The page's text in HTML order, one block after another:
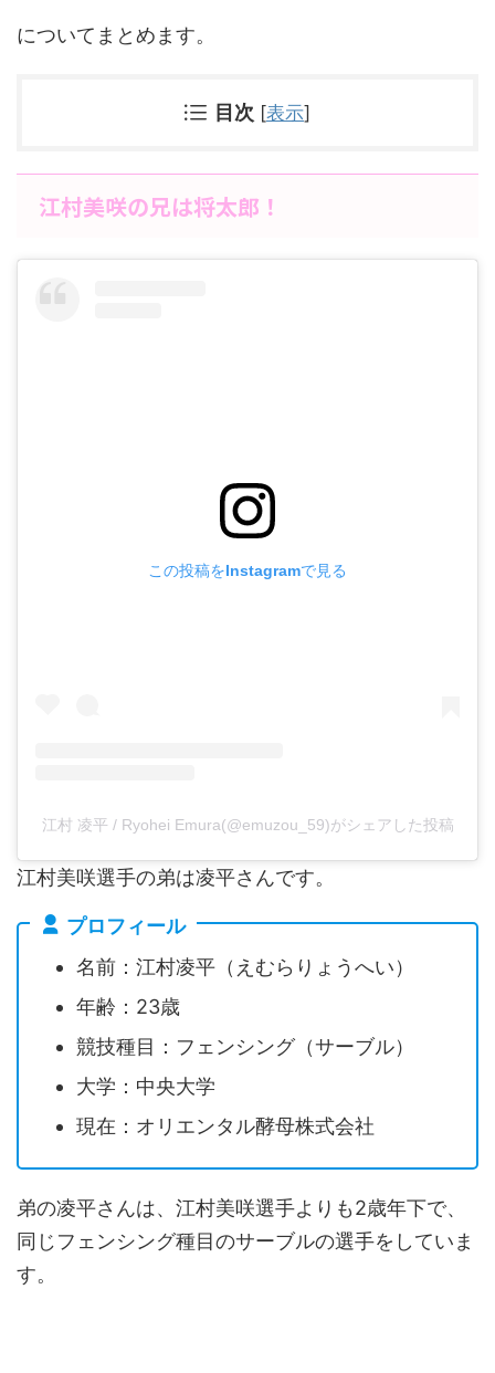
についてまとめます。
目次 [表示]
江村美咲の兄は将太郎！
この投稿をInstagramで見る
江村 凌平 / Ryohei Emura(@emuzou_59)がシェアした投稿
江村美咲選手の弟は凌平さんです。
プロフィール
名前：江村凌平（えむらりょうへい）
年齢：23歳
競技種目：フェンシング（サーブル）
大学：中央大学
現在：オリエンタル酵母株式会社
弟の凌平さんは、江村美咲選手よりも2歳年下で、
同じフェンシング種目のサーブルの選手をしていま
す。